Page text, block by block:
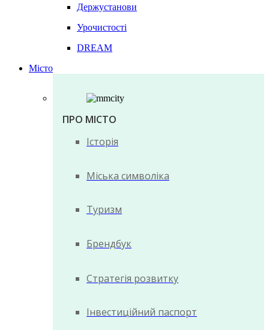
Держустанови
Урочистості
DREAM
Місто
ПРО МІСТО
Історія
Міська символіка
Туризм
Брендбук
Стратегія розвитку
Інвестиційний паспорт